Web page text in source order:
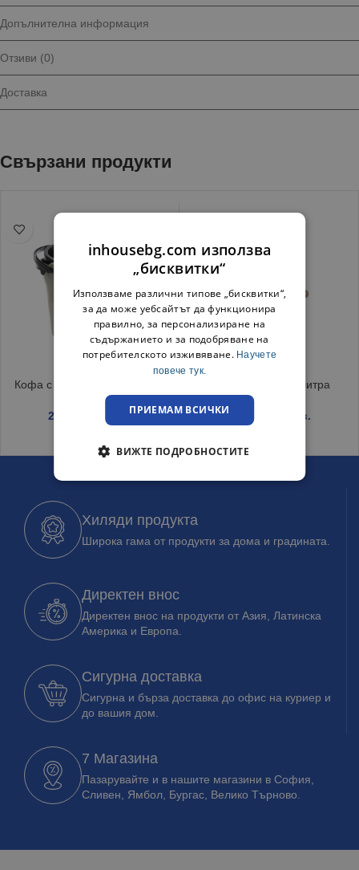
Допълнителна информация
Отзиви (0)
Доставка
Свързани продукти
Кофа с цедка Сиво 10 литра
2.10 / 4.11 лв.
Кофа вторична 5 литра
0.85 / 1.66 лв.
Хиляди продукта
Широка гама от продукти за дома и градината.
Директен внос
Директен внос на продукти от Азия, Латинска
Америка и Европа.
Сигурна доставка
Сигурна и бърза доставка до офис на куриер и
до вашия дом.
7 Магазина
Пазарувайте и в нашите магазини в София,
Сливен, Ямбол, Бургас, Велико Търново.
inhousebg.com използва
„бисквитки“
Използваме различни типове „бисквитки“,
за да може уебсайтът да функционира
правилно, за персонализиране на
съдържанието и за подобряване на
потребителското изживяване. Научете
повече тук.
ПРИЕМАМ ВСИЧКИ
ВИЖТЕ ПОДРОБНОСТИТЕ